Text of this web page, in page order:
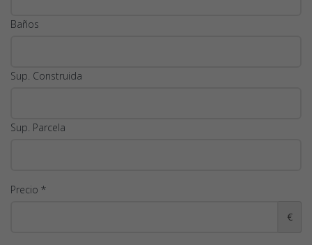
Baños
Sup. Construida
Sup. Parcela
Precio *
€